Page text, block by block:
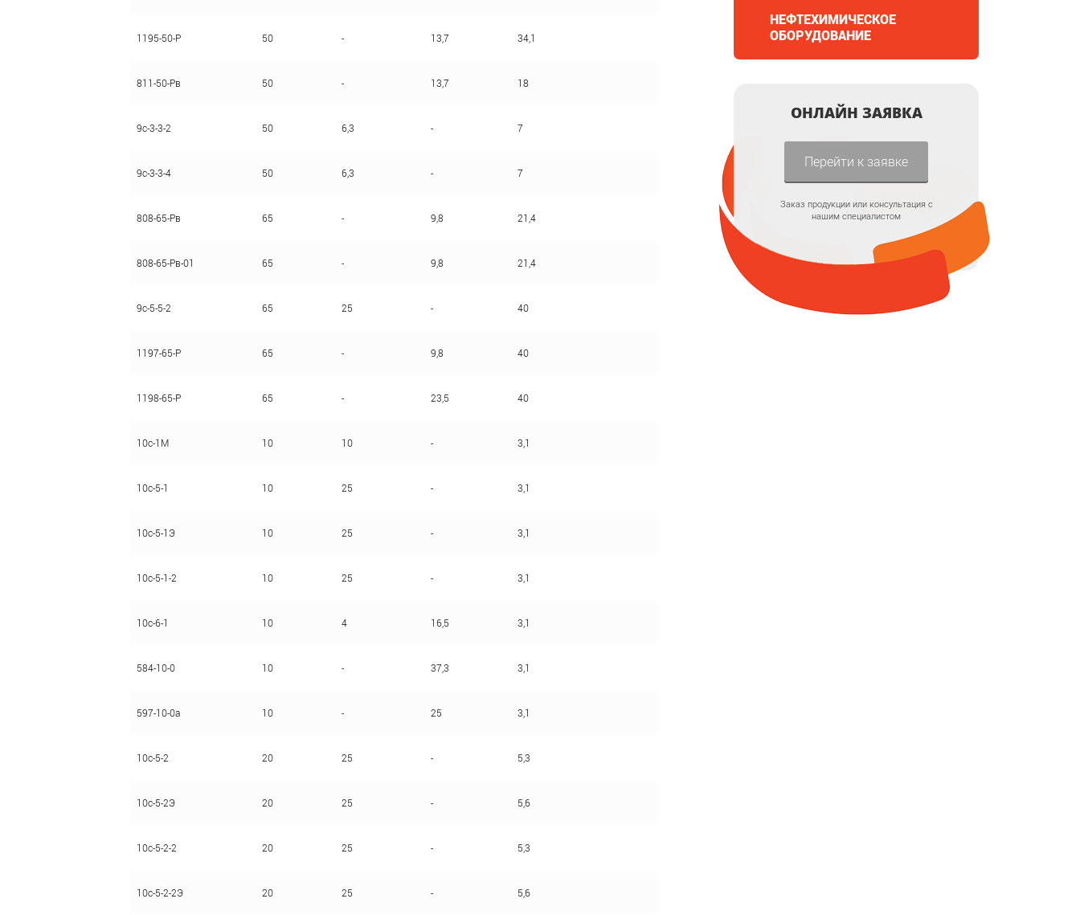
1195-50-Р 50 - 13,7 34,1
811-50-Рв 50 - 13,7 18
9с-3-3-2 50 6,3 - 7
9с-3-3-4 50 6,3 - 7
808-65-Рв 65 - 9,8 21,4
808-65-Рв-01 65 - 9,8 21,4
9с-5-5-2 65 25 - 40
1197-65-P 65 - 9,8 40
1198-65-P 65 - 23,5 40
10с-1М 10 10 - 3,1
10с-5-1 10 25 - 3,1
10с-5-1Э 10 25 - 3,1
10с-5-1-2 10 25 - 3,1
10с-6-1 10 4 16,5 3,1
584-10-0 10 - 37,3 3,1
597-10-0а 10 - 25 3,1
10с-5-2 20 25 - 5,3
10с-5-2Э 20 25 - 5,6
10с-5-2-2 20 25 - 5,3
10с-5-2-2Э 20 25 - 5,6
НЕФТЕХИМИЧЕСКОЕ
ОБОРУДОВАНИЕ
ОНЛАЙН ЗАЯВКА
Перейти к заявке
Заказ продукции или консультация с
нашим специалистом